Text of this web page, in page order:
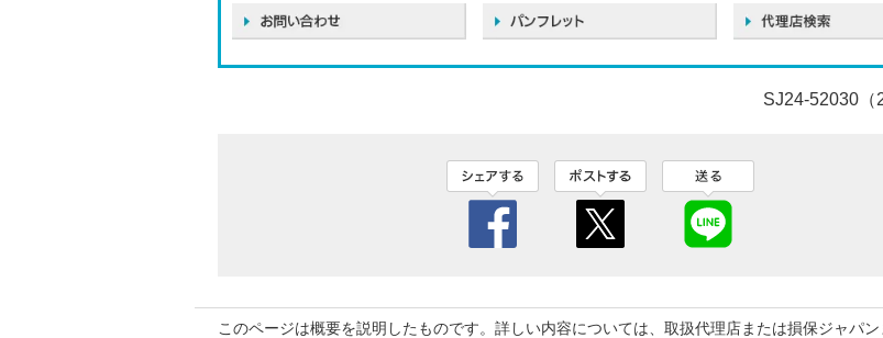
SJ24-52030（
このページは概要を説明したものです。詳しい内容については、取扱代理店または損保ジャパン